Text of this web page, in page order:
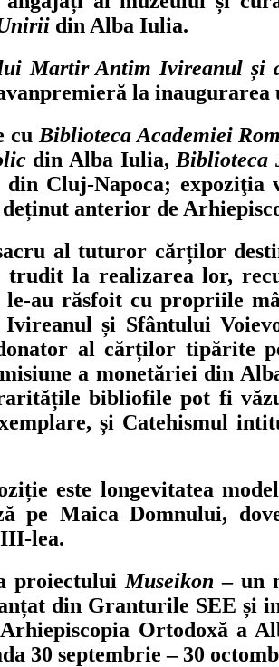
din Alba Iulia.
Martir Antim Ivireanul și
la inaugurarea
cuBiblioteca Academiei
din Alba Iulia,Biblioteca
din Cluj-Napoca; expoziţia
anterior de
al tuturor cărților
la realizarea lor,
au răsfoit cu propriile
și Sfântului
al cărților tipărite
a monetăriei din
bibliofile pot fi
și Catehismul
este longevitatea
pe Maica Domnului,
lea.
proiectului Museikon – un
din Granturile SEE și
Ortodoxă a
30 septembrie – 30